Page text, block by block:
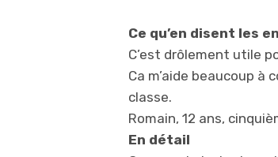
Ce qu’en disent les
C’est drôlement utile
Ca m’aide beaucoup
classe.
Romain, 12 ans,
En détail